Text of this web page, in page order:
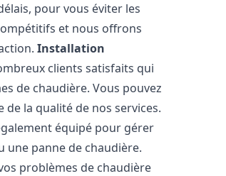
pour vous éviter les
et nous offrons
Installation
clients satisfaits qui
de chaudière. Vous pouvez
la qualité de nos services.
équipé pour gérer
une panne de chaudière.
problèmes de chaudière